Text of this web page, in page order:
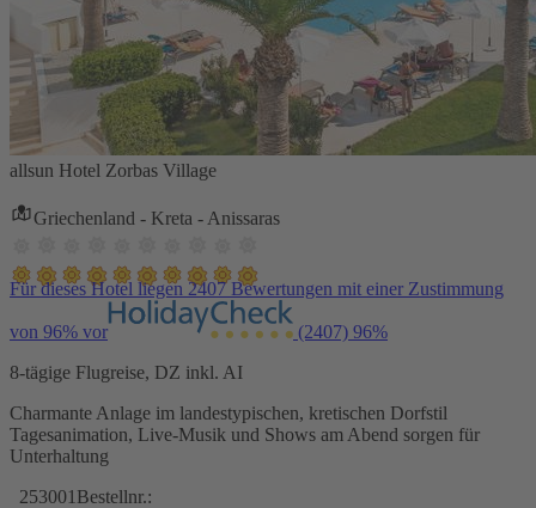
allsun Hotel Zorbas Village
Griechenland - Kreta - Anissaras
Für dieses Hotel liegen 2407 Bewertungen mit einer Zustimmung
von 96% vor (2407) 96%
8-tägige Flugreise, DZ inkl. AI
Charmante Anlage im landestypischen, kretischen Dorfstil
Tagesanimation, Live-Musik und Shows am Abend sorgen für
Unterhaltung
253001 Bestellnr.: